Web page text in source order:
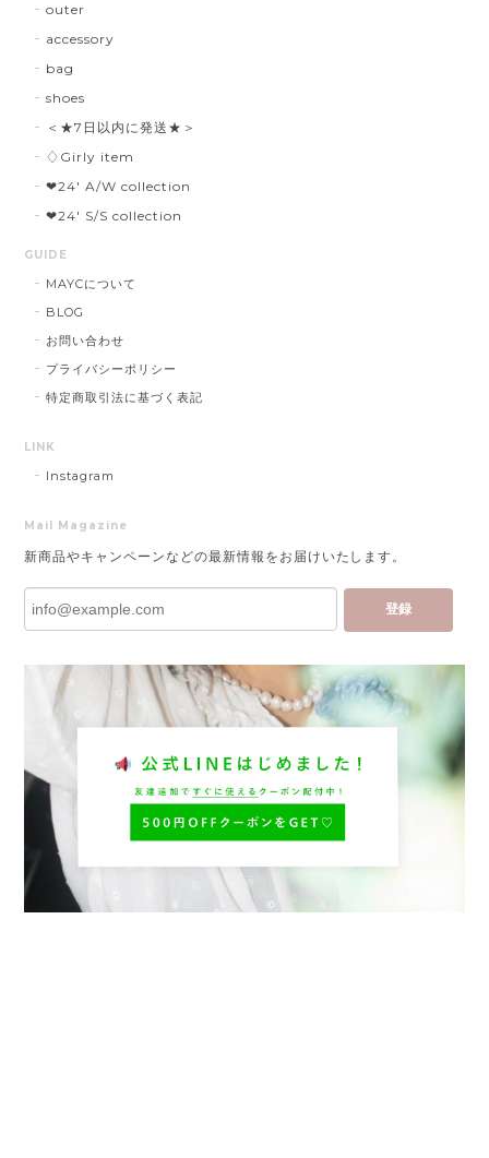
outer
accessory
bag
shoes
＜★7日以内に発送★＞
♢Girly item
❤︎24' A/W collection
❤︎24' S/S collection
GUIDE
MAYCについて
BLOG
お問い合わせ
プライバシーポリシー
特定商取引法に基づく表記
LINK
Instagram
Mail Magazine
新商品やキャンペーンなどの最新情報をお届けいたします。
登録